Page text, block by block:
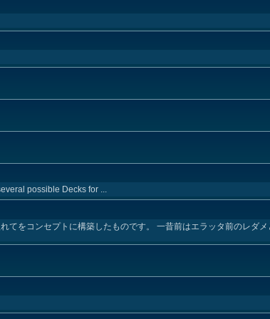
possible Decks for ...
てをコンセプトに構築したものです。 一昔前はエラッタ前のレダメ